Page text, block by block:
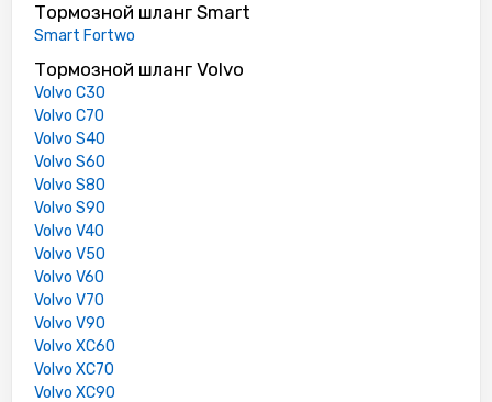
Тормозной шланг Smart
Smart Fortwo
Тормозной шланг Volvo
Volvo C30
Volvo C70
Volvo S40
Volvo S60
Volvo S80
Volvo S90
Volvo V40
Volvo V50
Volvo V60
Volvo V70
Volvo V90
Volvo XC60
Volvo XC70
Volvo XC90